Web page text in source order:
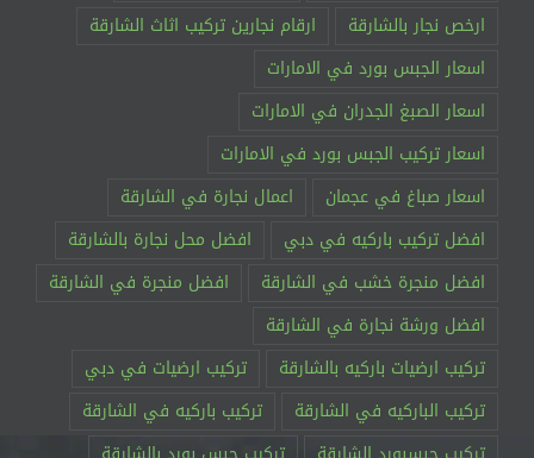
ارخص نجار بالشارقة
ارقام نجارين تركيب اثاث الشارقة
اسعار الجبس بورد في الامارات
اسعار الصبغ الجدران في الامارات
اسعار تركيب الجبس بورد في الامارات
اسعار صباغ في عجمان
اعمال نجارة في الشارقة
افضل تركيب باركيه في دبي
افضل محل نجارة بالشارقة
افضل منجرة خشب في الشارقة
افضل منجرة في الشارقة
افضل ورشة نجارة في الشارقة
تركيب ارضيات باركيه بالشارقة
تركيب ارضيات في دبي
تركيب الباركيه في الشارقة
تركيب باركيه في الشارقة